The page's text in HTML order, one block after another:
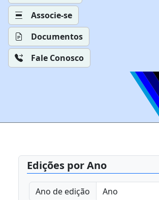
Associe-se
Documentos
Fale Conosco
Edições por Ano
Ano de edição